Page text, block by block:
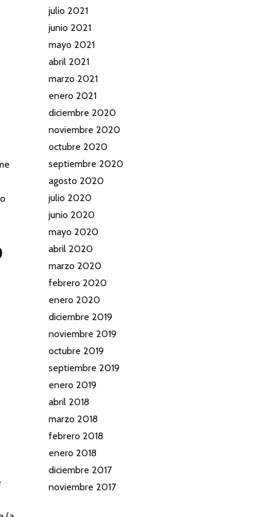
julio 2021
junio 2021
mayo 2021
abril 2021
marzo 2021
enero 2021
diciembre 2020
noviembre 2020
octubre 2020
septiembre 2020
agosto 2020
julio 2020
junio 2020
mayo 2020
abril 2020
marzo 2020
febrero 2020
enero 2020
diciembre 2019
noviembre 2019
octubre 2019
septiembre 2019
enero 2019
abril 2018
marzo 2018
febrero 2018
enero 2018
diciembre 2017
noviembre 2017